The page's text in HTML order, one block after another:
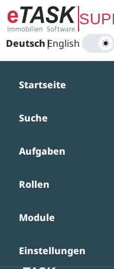
Zum Hauptinhalt
Deutsch|
English
Startseite
Suche
Aufgaben
Rollen
Module
Einstellungen